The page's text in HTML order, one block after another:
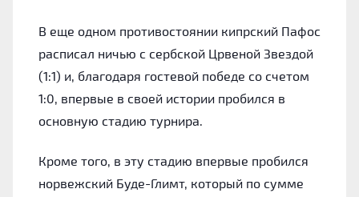
В еще одном противостоянии кипрский Пафос
расписал ничью с сербской Црвеной Звездой
(1:1) и, благодаря гостевой победе со счетом
1:0, впервые в своей истории пробился в
основную стадию турнира.
Кроме того, в эту стадию впервые пробился
норвежский Буде-Глимт, который по сумме